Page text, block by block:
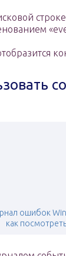
ошибок
как